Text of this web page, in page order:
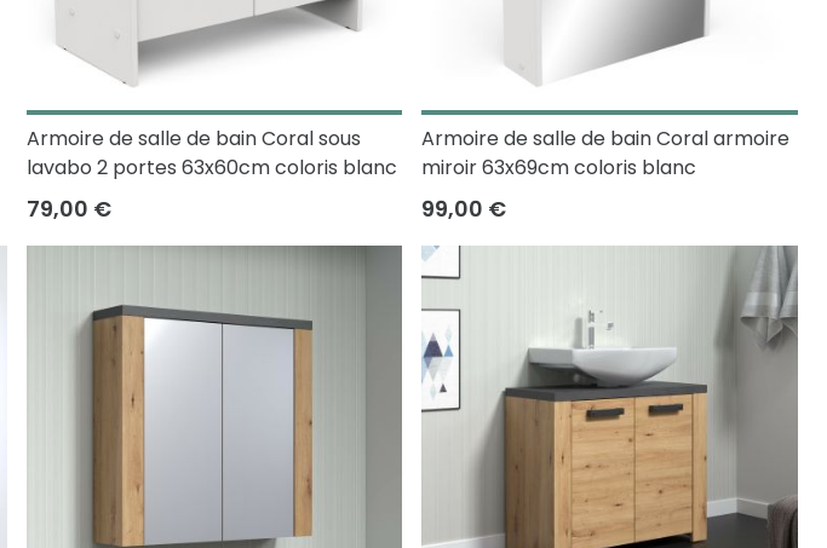
Armoire de salle de bain Coral sous
lavabo 2 portes 63x60cm coloris blanc
79,00 €
Armoire de salle de bain Coral armoire
miroir 63x69cm coloris blanc
99,00 €